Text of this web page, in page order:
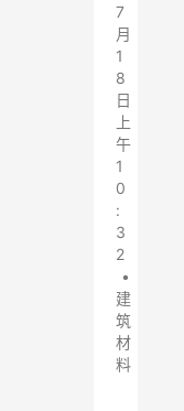
7
月
1
8
日
上
午
1
0
:
3
2
•
建
筑
材
料